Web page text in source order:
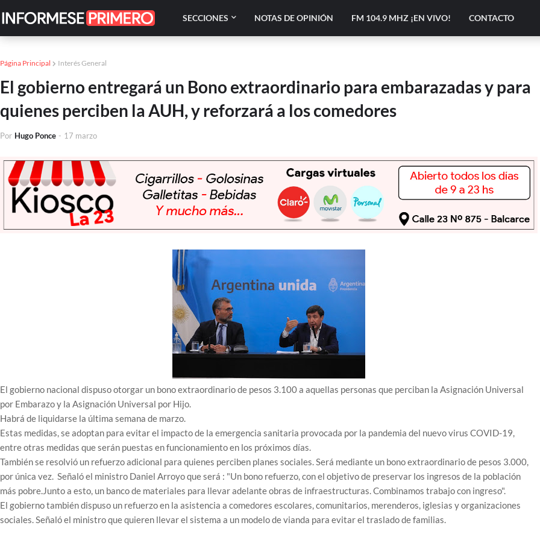
SECCIONES NOTAS DE OPINIÓN FM 104.9 MHZ ¡EN VIVO! CONTACTO
Página Principal Interés General
El gobierno entregará un Bono extraordinario para embarazadas y para
quienes perciben la AUH, y reforzará a los comedores
Por Hugo Ponce - 17 marzo
El gobierno nacional dispuso otorgar un bono extraordinario de pesos 3.100 a aquellas personas que perciban la Asignación Universal
por Embarazo y la Asignación Universal por Hijo.
Habrá de liquidarse la última semana de marzo.
Estas medidas, se adoptan para evitar el impacto de la emergencia sanitaria provocada por la pandemia del nuevo virus COVID-19,
entre otras medidas que serán puestas en funcionamiento en los próximos días.
También se resolvió un refuerzo adicional para quienes perciben planes sociales. Será mediante un bono extraordinario de pesos 3.000,
por única vez. Señaló el ministro Daniel Arroyo que será : "Un bono refuerzo, con el objetivo de preservar los ingresos de la población
más pobre.Junto a esto, un banco de materiales para llevar adelante obras de infraestructuras. Combinamos trabajo con ingreso".
El gobierno también dispuso un refuerzo en la asistencia a comedores escolares, comunitarios, merenderos, iglesias y organizaciones
sociales. Señaló el ministro que quieren llevar el sistema a un modelo de vianda para evitar el traslado de familias.